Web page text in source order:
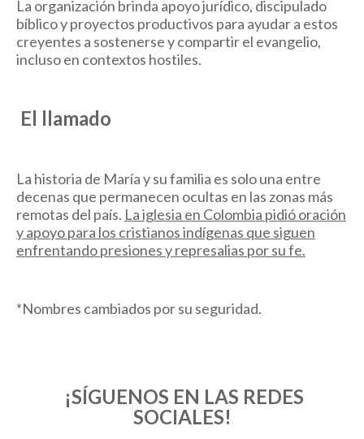
La organización brinda apoyo jurídico, discipulado
bíblico y proyectos productivos para ayudar a estos
creyentes a sostenerse y compartir el evangelio,
incluso en contextos hostiles.
El llamado
La historia de María y su familia es solo una entre
decenas que permanecen ocultas en las zonas más
remotas del país. La iglesia en Colombia pidió oración
y apoyo para los cristianos indígenas que siguen
enfrentando presiones y represalias por su fe.
*Nombres cambiados por su seguridad.
¡SÍGUENOS EN LAS REDES
SOCIALES!